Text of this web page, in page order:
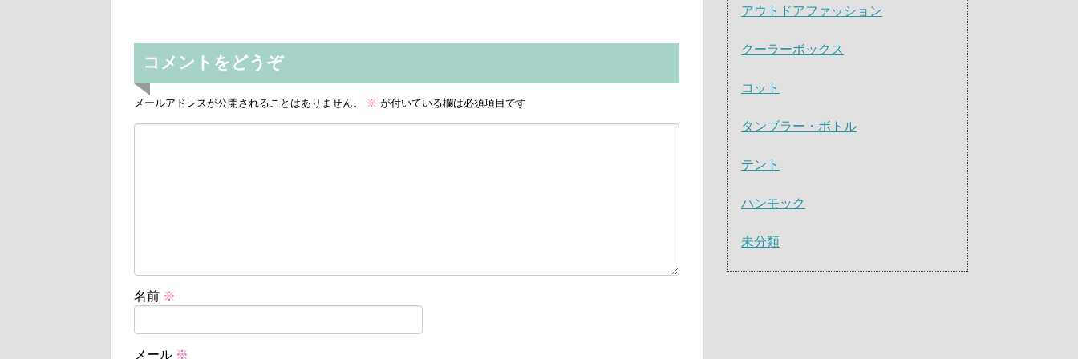
コメントをどうぞ
メールアドレスが公開されることはありません。 ※ が付いている欄は必須項目です
名前 ※
メール ※
アウトドアファッション
クーラーボックス
コット
タンブラー・ボトル
テント
ハンモック
未分類